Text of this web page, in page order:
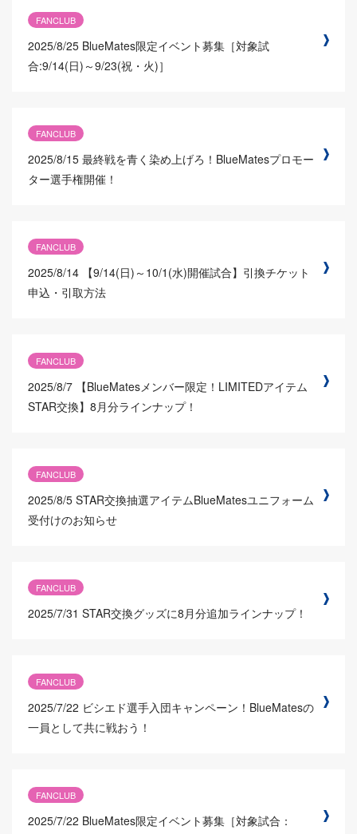
FANCLUB
2025/8/25 BlueMates限定イベント募集［対象試
合:9/14(日)～9/23(祝・火)］
FANCLUB
2025/8/15 最終戦を青く染め上げろ！BlueMatesプロモー
ター選手権開催！
FANCLUB
2025/8/14 【9/14(日)～10/1(水)開催試合】引換チケット
申込・引取方法
FANCLUB
2025/8/7 【BlueMatesメンバー限定！LIMITEDアイテム
STAR交換】8月分ラインナップ！
FANCLUB
2025/8/5 STAR交換抽選アイテムBlueMatesユニフォーム
受付けのお知らせ
FANCLUB
2025/7/31 STAR交換グッズに8月分追加ラインナップ！
FANCLUB
2025/7/22 ビシエド選手入団キャンペーン！BlueMatesの
一員として共に戦おう！
FANCLUB
2025/7/22 BlueMates限定イベント募集［対象試合：